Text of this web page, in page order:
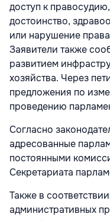
доступ к
достоинство,
или нарушение
Заявители также
развитием
хозяйства. Через
предложения по
проведению
Согласно
адресованные
постоянными
Секретариата
Также в
административных